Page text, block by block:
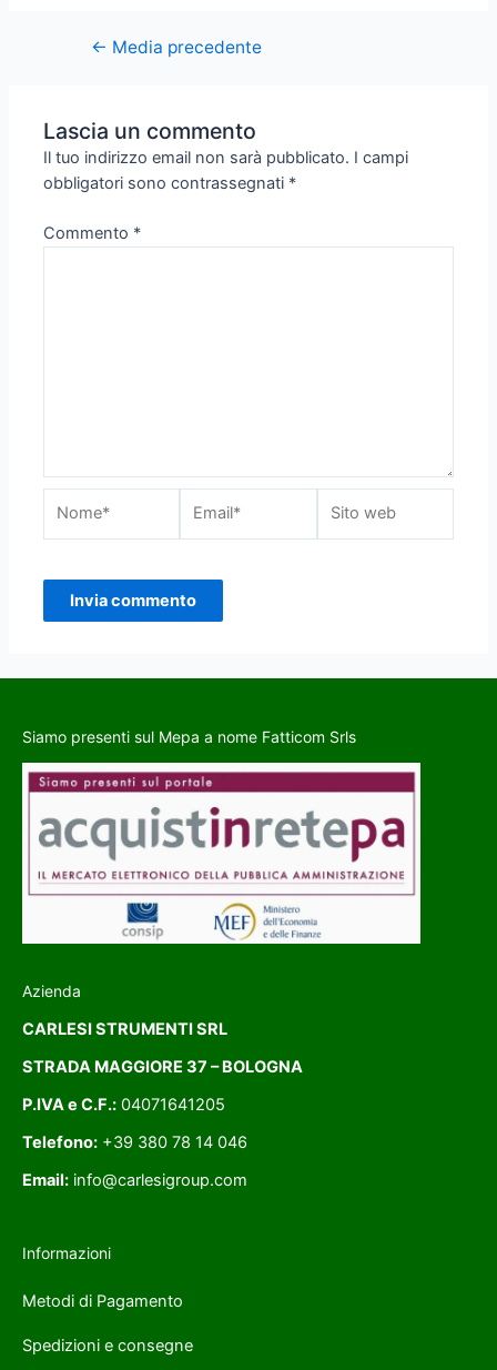
← Media precedente
Lascia un commento
Il tuo indirizzo email non sarà pubblicato. I campi
obbligatori sono contrassegnati *
Commento *
Siamo presenti sul Mepa a nome Fatticom Srls
Azienda
CARLESI STRUMENTI SRL
STRADA MAGGIORE 37 – BOLOGNA
P.IVA e C.F.: 04071641205
Telefono: +39 380 78 14 046
Email: info@carlesigroup.com
Informazioni
Metodi di Pagamento
Spedizioni e consegne